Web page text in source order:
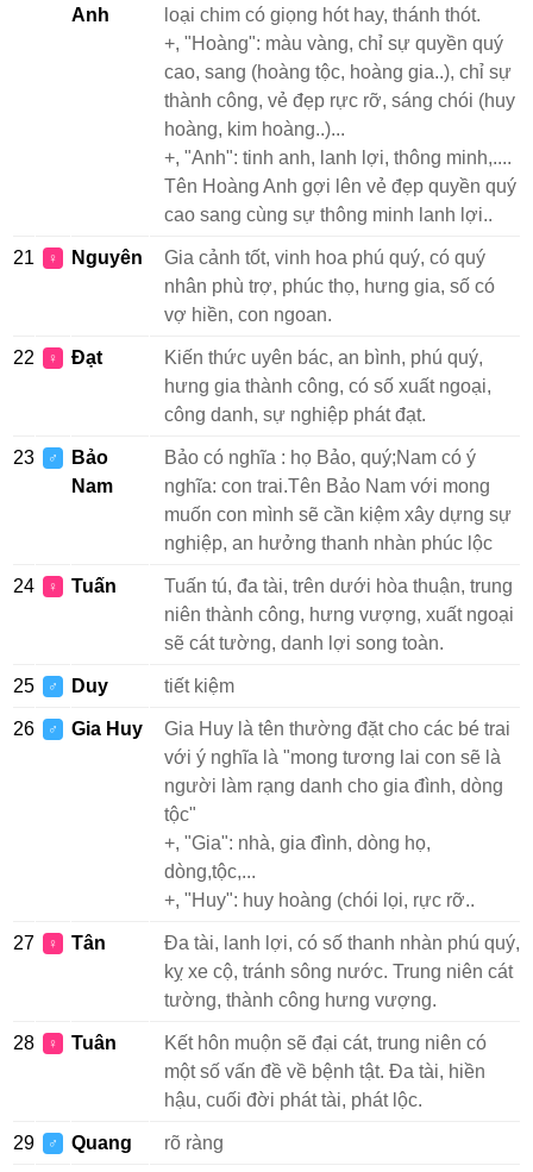
Anh
loại chim có giọng hót hay, thánh thót.
+, "Hoàng": màu vàng, chỉ sự quyền quý
cao, sang (hoàng tộc, hoàng gia..), chỉ sự
thành công, vẻ đẹp rực rỡ, sáng chói (huy
hoàng, kim hoàng..)...
+, "Anh": tinh anh, lanh lợi, thông minh,....
Tên Hoàng Anh gợi lên vẻ đẹp quyền quý
cao sang cùng sự thông minh lanh lợi..
21 ♀ Nguyên
Gia cảnh tốt, vinh hoa phú quý, có quý
nhân phù trợ, phúc thọ, hưng gia, số có
vợ hiền, con ngoan.
22 ♀ Đạt
Kiến thức uyên bác, an bình, phú quý,
hưng gia thành công, có số xuất ngoại,
công danh, sự nghiệp phát đạt.
23 ♂
Bảo
Nam
Bảo có nghĩa : họ Bảo, quý;Nam có ý
nghĩa: con trai.Tên Bảo Nam với mong
muốn con mình sẽ cần kiệm xây dựng sự
nghiệp, an hưởng thanh nhàn phúc lộc
24 ♀ Tuấn
Tuấn tú, đa tài, trên dưới hòa thuận, trung
niên thành công, hưng vượng, xuất ngoại
sẽ cát tường, danh lợi song toàn.
25 ♂ Duy tiết kiệm
26 ♂ Gia Huy
Gia Huy là tên thường đặt cho các bé trai
với ý nghĩa là "mong tương lai con sẽ là
người làm rạng danh cho gia đình, dòng
tộc"
+, "Gia": nhà, gia đình, dòng họ,
dòng,tộc,...
+, "Huy": huy hoàng (chói lọi, rực rỡ..
27 ♀ Tân
Đa tài, lanh lợi, có số thanh nhàn phú quý,
kỵ xe cộ, tránh sông nước. Trung niên cát
tường, thành công hưng vượng.
28 ♀ Tuân
Kết hôn muộn sẽ đại cát, trung niên có
một số vấn đề về bệnh tật. Đa tài, hiền
hậu, cuối đời phát tài, phát lộc.
29 ♂ Quang rõ ràng